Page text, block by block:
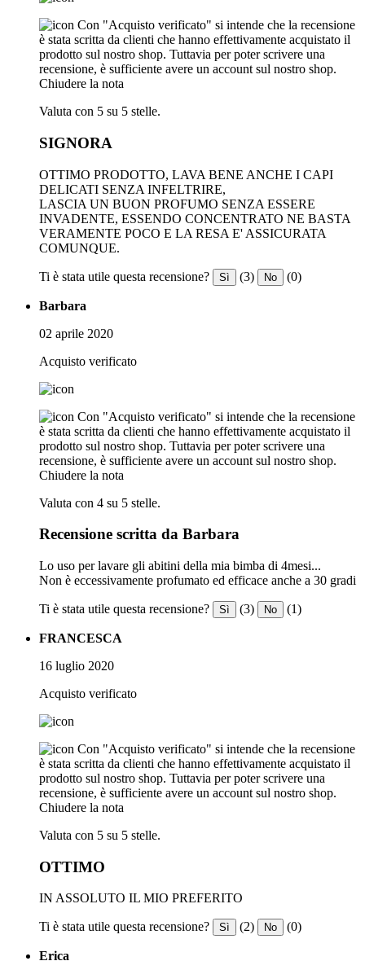
Con "Acquisto verificato" si intende che la recensione
è stata scritta da clienti che hanno effettivamente acquistato il
prodotto sul nostro shop. Tuttavia per poter scrivere una
recensione, è sufficiente avere un account sul nostro shop.
Chiudere la nota
Valuta con 5 su 5 stelle.
SIGNORA
OTTIMO PRODOTTO, LAVA BENE ANCHE I CAPI
DELICATI SENZA INFELTRIRE,
LASCIA UN BUON PROFUMO SENZA ESSERE
INVADENTE, ESSENDO CONCENTRATO NE BASTA
VERAMENTE POCO E LA RESA E' ASSICURATA
COMUNQUE.
Ti è stata utile questa recensione? Sì (3) No (0)
Barbara
02 aprile 2020
Acquisto verificato
Con "Acquisto verificato" si intende che la recensione
è stata scritta da clienti che hanno effettivamente acquistato il
prodotto sul nostro shop. Tuttavia per poter scrivere una
recensione, è sufficiente avere un account sul nostro shop.
Chiudere la nota
Valuta con 4 su 5 stelle.
Recensione scritta da Barbara
Lo uso per lavare gli abitini della mia bimba di 4mesi...
Non è eccessivamente profumato ed efficace anche a 30 gradi
Ti è stata utile questa recensione? Sì (3) No (1)
FRANCESCA
16 luglio 2020
Acquisto verificato
Con "Acquisto verificato" si intende che la recensione
è stata scritta da clienti che hanno effettivamente acquistato il
prodotto sul nostro shop. Tuttavia per poter scrivere una
recensione, è sufficiente avere un account sul nostro shop.
Chiudere la nota
Valuta con 5 su 5 stelle.
OTTIMO
IN ASSOLUTO IL MIO PREFERITO
Ti è stata utile questa recensione? Sì (2) No (0)
Erica